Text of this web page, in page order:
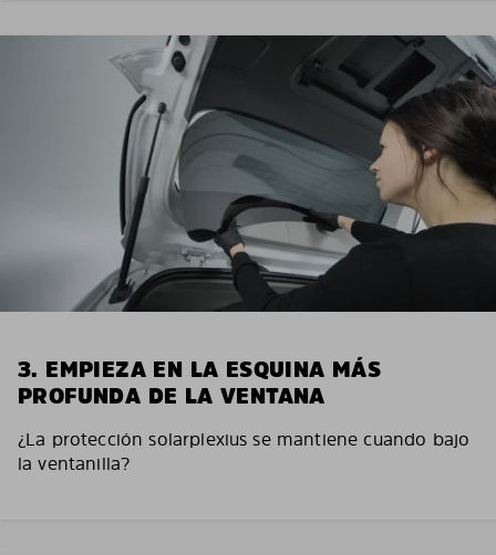
3. EMPIEZA EN LA ESQUINA MÁS
PROFUNDA DE LA VENTANA
¿La protección solarplexius se mantiene cuando bajo
la ventanilla?